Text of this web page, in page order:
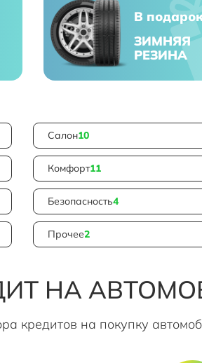
В
ЗИМНЯЯ
РЕЗИНА
Салон10
Комфорт11
Безопасность4
Прочее2
НА
кредитов на покупку